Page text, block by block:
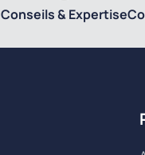
Conseils & Expertise